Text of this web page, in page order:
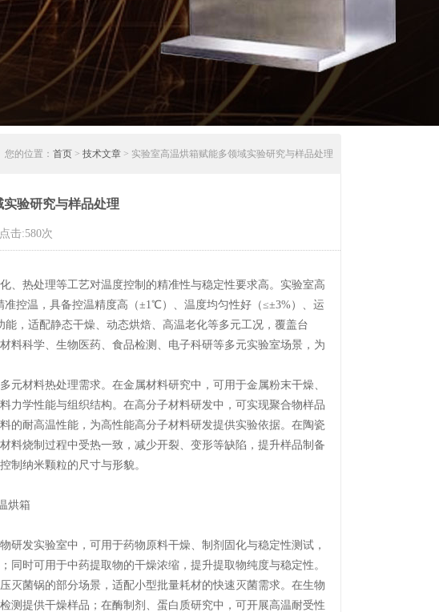
您的位置： 首页 > 技术文章 > 实验室高温烘箱赋能多领域实验研究与样品处理
验研究与样品处理
击:580次
热处理等工艺对温度控制的精准性与稳定性要求高。实验室高
控温，具备控温精度高（±1℃）、温度均匀性好（≤±3%）、运
，适配静态干燥、动态烘焙、高温老化等多元工况，覆盖台
料科学、生物医药、食品检测、电子科研等多元实验室场景，为
元材料热处理需求。在金属材料研究中，可用于金属粉末干燥、
力学性能与组织结构。在高分子材料研发中，可实现聚合物样品
的耐高温性能，为高性能高分子材料研发提供实验依据。在陶瓷
料烧制过程中受热一致，减少开裂、变形等缺陷，提升样品制备
制纳米颗粒的尺寸与形貌。
发实验室中，可用于药物原料干燥、制剂固化与稳定性测试，
时可用于中药提取物的干燥浓缩，提升提取物纯度与稳定性。
灭菌锅的部分场景，适配小型批量耗材的快速灭菌需求。在生物
测提供干燥样品；在酶制剂、蛋白质研究中，可开展高温耐受性